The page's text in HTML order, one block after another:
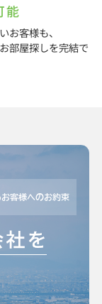
能
お客様も、
部屋探しを完結で
お客様へのお約束